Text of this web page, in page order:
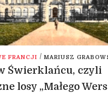
FRANCJI / MARIUSZ
Świerklańcu, czyli
losy „Małego